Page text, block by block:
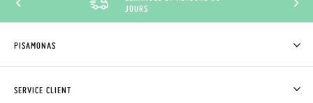
JOURS
PISAMONAS
SERVICE CLIENT